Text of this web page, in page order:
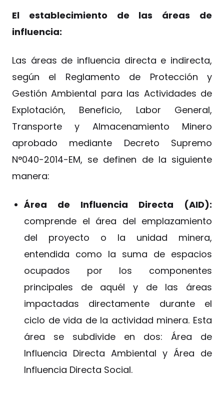
El establecimiento de las áreas de
influencia:
Las áreas de influencia directa e indirecta,
según el Reglamento de Protección y
Gestión Ambiental para las Actividades de
Explotación, Beneficio, Labor General,
Transporte y Almacenamiento Minero
aprobado mediante Decreto Supremo
N°040-2014-EM, se definen de la siguiente
manera:
Área de Influencia Directa (AID):
comprende el área del emplazamiento
del proyecto o la unidad minera,
entendida como la suma de espacios
ocupados por los componentes
principales de aquél y de las áreas
impactadas directamente durante el
ciclo de vida de la actividad minera. Esta
área se subdivide en dos: Área de
Influencia Directa Ambiental y Área de
Influencia Directa Social.